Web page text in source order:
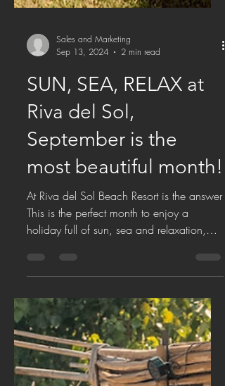
Sales and Marketing
SUN, SEA, RELAX at
Riva del Sol,
September is the
most beautiful month!